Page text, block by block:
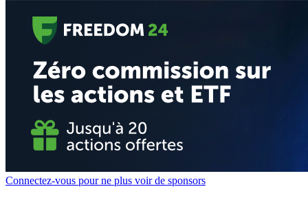
Connectez-vous pour ne plus voir de sponsors